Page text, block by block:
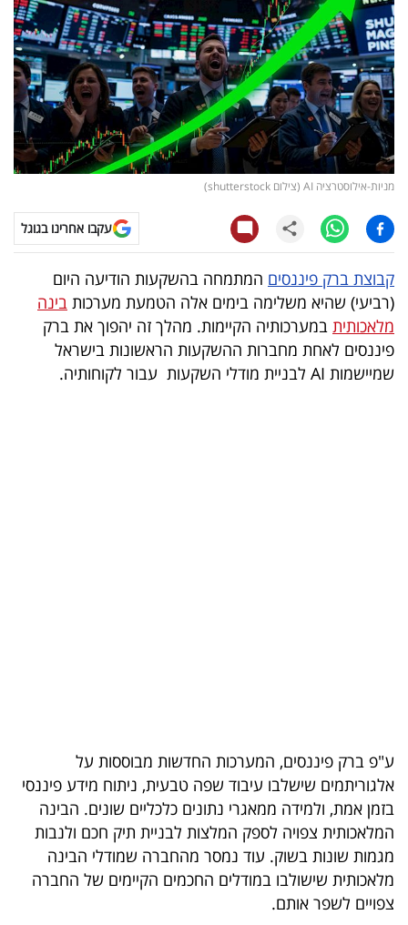
ומחקרים
דעות
רכילות
עסקית
קריפטו
ויראלי
טלוויזיה
עסקי
ספורט
קריירה
5
המילון
הכלכלי
פודקאסט
40
מניות-אילוסטרציה AI (צילום shutterstock)
עקבו אחרינו בגוגל
קבוצת ברק פיננסים המתמחה בהשקעות הודיעה היום
(רביעי) שהיא משלימה בימים אלה הטמעת מערכות בינה
מלאכותית במערכותיה הקיימות. מהלך זה יהפוך את ברק
פיננסים לאחת מחברות ההשקעות הראשונות בישראל
שמיישמות AI לבניית מודלי השקעות עבור לקוחותיה.
ע"פ ברק פיננסים, המערכות החדשות מבוססות על
אלגוריתמים שישלבו עיבוד שפה טבעית, ניתוח מידע פיננסי
בזמן אמת, ולמידה ממאגרי נתונים כלכליים שונים. הבינה
המלאכותית צפויה לספק המלצות לבניית תיק חכם ולנבות
מגמות שונות בשוק. עוד נמסר מהחברה שמודלי הבינה
מלאכותית שישולבו במודלים החכמים הקיימים של החברה
צפויים לשפר אותם.